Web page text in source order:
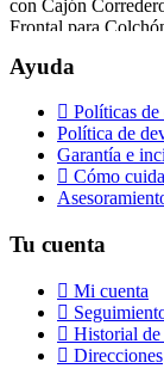
Cama Vesle
Beige con Cajón
Corredero
Frontal para
Colchón ___cm
Ayuda
Políticas de
Política de
Garantía e
Cómo
Tu cuenta
Mi cuenta
Historial de
Direcciones